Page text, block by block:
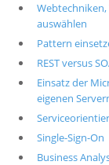
auswählen
Pattern
REST versus
Einsatz der
eigenen
Single-Sign-On
Business